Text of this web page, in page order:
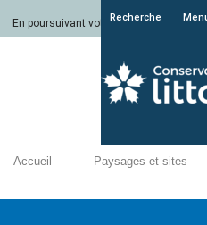
En poursuivant votre navigation sur le
Recherche
Accueil Paysages et sites